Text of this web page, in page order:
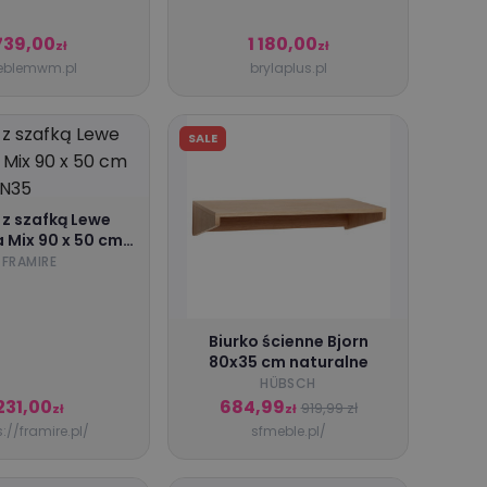
zł 1 180,00zł
brylaplus.pl
szafką Lewe
Mix 90 x 50 cm
N35
FRAMIRE
zł
framire.pl/
SALE
Biurko ścienne Bjorn
80x35 cm naturalne
HÜBSCH
684,99zł 919,99 zł
sfmeble.pl/